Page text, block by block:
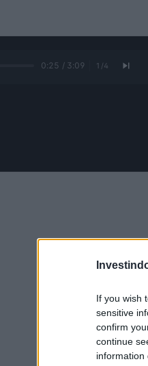
If you wish
sensitive
confirm
continue
information
0:26 / 3:09 1 /4